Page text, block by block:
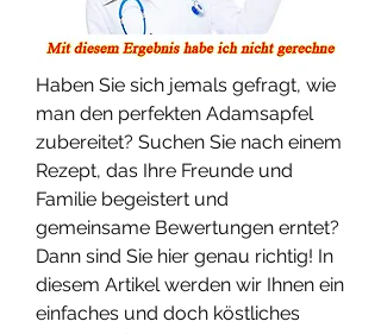
Haben Sie sich jemals gefragt, wie
man den perfekten Adamsapfel
zubereitet? Suchen Sie nach einem
Rezept, das Ihre Freunde und
Familie begeistert und
gemeinsame Bewertungen erntet?
Dann sind Sie hier genau richtig! In
diesem Artikel werden wir Ihnen ein
einfaches und doch köstliches